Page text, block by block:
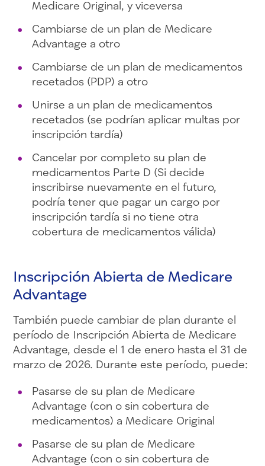
Medicare Original, y viceversa
Cambiarse de un plan de Medicare
Advantage a otro
Cambiarse de un plan de medicamentos
recetados (PDP) a otro
Unirse a un plan de medicamentos
recetados (se podrían aplicar multas por
inscripción tardía)
Cancelar por completo su plan de
medicamentos Parte D (Si decide
inscribirse nuevamente en el futuro,
podría tener que pagar un cargo por
inscripción tardía si no tiene otra
cobertura de medicamentos válida)
Inscripción Abierta de Medicare
Advantage
También puede cambiar de plan durante el
período de Inscripción Abierta de Medicare
Advantage, desde el 1 de enero hasta el 31 de
marzo de 2026. Durante este período, puede:
Pasarse de su plan de Medicare
Advantage (con o sin cobertura de
medicamentos) a Medicare Original
Pasarse de su plan de Medicare
Advantage (con o sin cobertura de